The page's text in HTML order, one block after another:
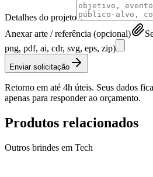
Detalhes do projeto
Anexar arte / referência (opcional)
png, pdf, ai, cdr, svg, eps, zip)
Enviar solicitação
Retorno em até 4h úteis. Seus dados
apenas para responder ao orçamento.
Produtos relacionados
Outros brindes em Tech